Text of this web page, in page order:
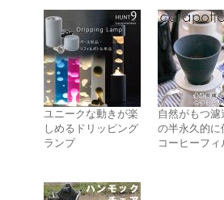
ユニークな動きが楽
しめるドリッピング
ランプ
自然がもつ濾
の半永久的に
コーヒーフィ